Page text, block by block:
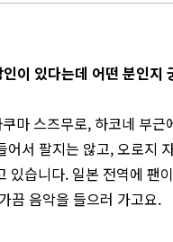
이 있다는데 어떤 분인지
마 스즈무로, 하코네 부
서 팔지는 않고, 오로지
있습니다. 일본 전역에 팬
끔 음악을 들으러 가고요.